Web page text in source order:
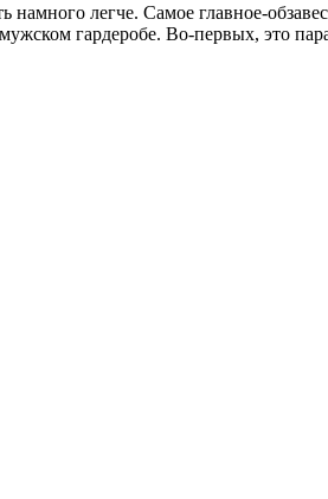
легче. Самое главное-
гардеробе. Во-первых, это